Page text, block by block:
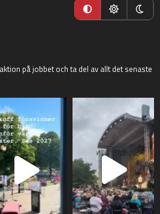
på jobbet och ta del av allt det senaste